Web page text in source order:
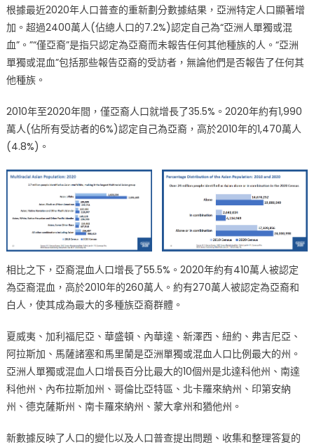
數
據
準
確
亞
裔
美
人
同
方
式〉
中
根據最近2020年人口普查的重新劃分數據結果，亞洲特定人口顯著增
加。超過2400萬人(佔總人口的7.2%)認定自己為“亞洲人單獨或混
血”。”“僅亞裔”是指只認定為亞裔而未報告任何其他種族的人。“亞洲
單獨或混血”包括那些報告亞裔的受訪者，無論他們是否報告了任何其
他種族。
2010年至2020年間，僅亞裔人口就增長了35.5%。2020年約有1,990
萬人(佔所有受訪者的6%)認定自己為亞裔，高於2010年的1,470萬人
(4.8%)。
相比之下，亞裔混血人口增長了55.5%。2020年約有410萬人被認定
為亞裔混血，高於2010年的260萬人。約有270萬人被認定為亞裔和
白人，使其成為最大的多種族亞裔群體。
夏威夷、加利福尼亞、華盛頓、內華達、新澤西、紐約、弗吉尼亞、
阿拉斯加、馬薩諸塞和馬里蘭是亞洲單獨或混血人口比例最大的州。
亞洲人單獨或混血人口增長百分比最大的10個州是北達科他州、南達
科他州、內布拉斯加州、哥倫比亞特區、北卡羅來納州、印第安納
州、德克薩斯州、南卡羅來納州、蒙大拿州和猶他州。
新數據反映了人口的變化以及人口普查提出問題、收集和整理答复的